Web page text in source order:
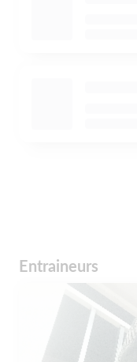
Entraineurs